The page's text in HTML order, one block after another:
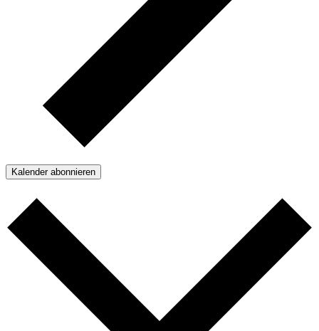
Kalender abonnieren